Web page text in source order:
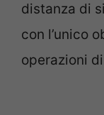
distanza di
con l’unico
operazioni